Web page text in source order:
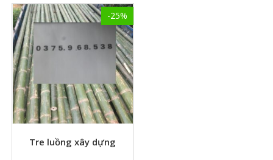
-25%
Tre luồng xây dựng